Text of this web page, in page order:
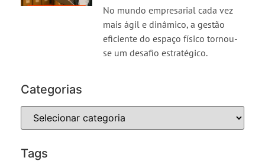
No mundo empresarial cada vez
mais ágil e dinâmico, a gestão
eficiente do espaço físico tornou-
se um desafio estratégico.
Categorias
Tags